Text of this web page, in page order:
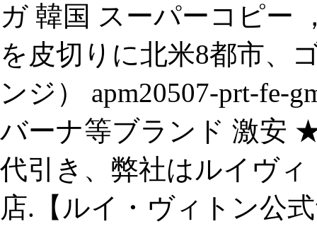
ガ 韓国 スーパーコピー
を皮切りに北米8都市、
ンジ） apm20507-prt-fe-
バーナ等ブランド 激安
代引き、弊社はルイヴ
店.【ルイ・ヴィトン公